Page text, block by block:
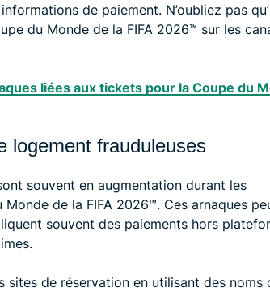
de paiement. N’oubliez pas
du Monde de la FIFA 2026™️ sur les
liées aux tickets pour la Coupe du
logement frauduleuses
souvent en augmentation durant les
de la FIFA 2026™️. Ces arnaques
souvent des paiements hors
sites de réservation en utilisant des noms